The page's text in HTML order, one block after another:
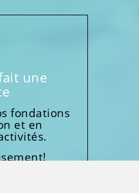
une
fondations
et en